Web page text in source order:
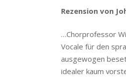
Rezension von
…Chorprofessor
Vocale für den
ausgewogen
idealer kaum